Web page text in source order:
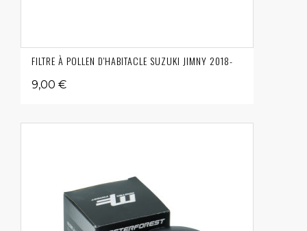
FILTRE À POLLEN D'HABITACLE SUZUKI JIMNY 2018-
9,00 €